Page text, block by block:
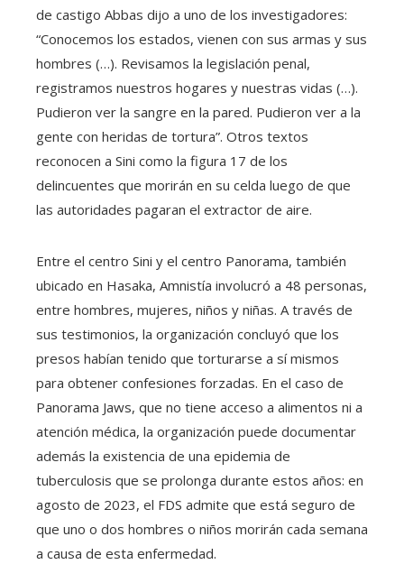
de castigo Abbas dijo a uno de los investigadores:
“Conocemos los estados, vienen con sus armas y sus
hombres (…). Revisamos la legislación penal,
registramos nuestros hogares y nuestras vidas (…).
Pudieron ver la sangre en la pared. Pudieron ver a la
gente con heridas de tortura”. Otros textos
reconocen a Sini como la figura 17 de los
delincuentes que morirán en su celda luego de que
las autoridades pagaran el extractor de aire.
Entre el centro Sini y el centro Panorama, también
ubicado en Hasaka, Amnistía involucró a 48 personas,
entre hombres, mujeres, niños y niñas. A través de
sus testimonios, la organización concluyó que los
presos habían tenido que torturarse a sí mismos
para obtener confesiones forzadas. En el caso de
Panorama Jaws, que no tiene acceso a alimentos ni a
atención médica, la organización puede documentar
además la existencia de una epidemia de
tuberculosis que se prolonga durante estos años: en
agosto de 2023, el FDS admite que está seguro de
que uno o dos hombres o niños morirán cada semana
a causa de esta enfermedad.